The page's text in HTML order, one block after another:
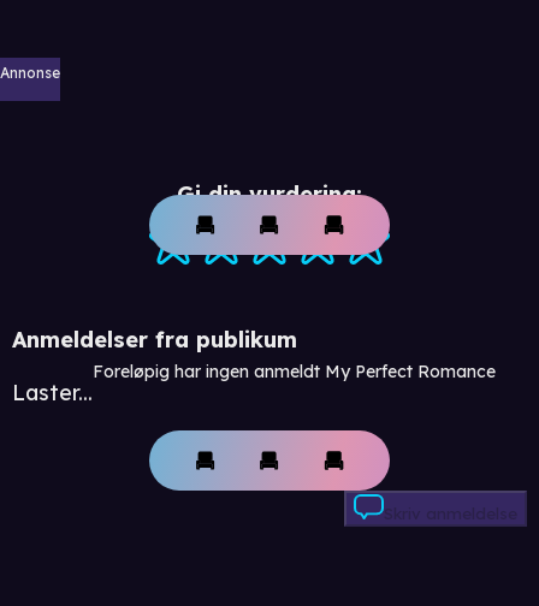
Annonse
Gi din vurdering:
Anmeldelser fra publikum
Laster...
Foreløpig har ingen anmeldt My Perfect Romance
Skriv anmeldelse